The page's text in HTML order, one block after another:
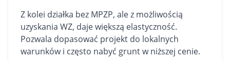
Z kolei działka bez MPZP, ale z możliwością
uzyskania WZ, daje większą elastyczność.
Pozwala dopasować projekt do lokalnych
warunków i często nabyć grunt w niższej cenie.